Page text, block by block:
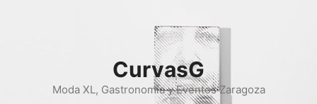
CurvasG
Moda XL, Gastronomía y Eventos Zaragoza